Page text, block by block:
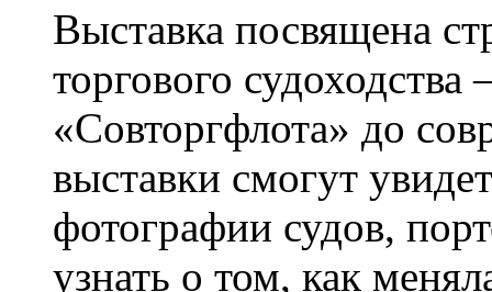
Выставка посвящена
торгового
«Совторгфлота» до
выставки смогут
фотографии судов,
узнать о том, как